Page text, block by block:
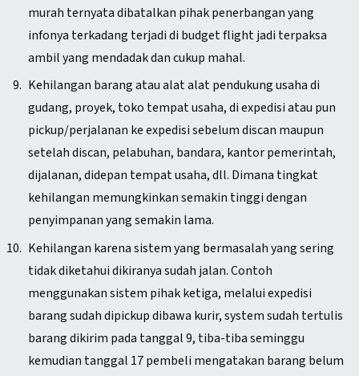
murah ternyata dibatalkan pihak penerbangan yang
infonya terkadang terjadi di budget flight jadi terpaksa
ambil yang mendadak dan cukup mahal.
Kehilangan barang atau alat alat pendukung usaha di
gudang, proyek, toko tempat usaha, di expedisi atau pun
pickup/perjalanan ke expedisi sebelum discan maupun
setelah discan, pelabuhan, bandara, kantor pemerintah,
dijalanan, didepan tempat usaha, dll. Dimana tingkat
kehilangan memungkinkan semakin tinggi dengan
penyimpanan yang semakin lama.
Kehilangan karena sistem yang bermasalah yang sering
tidak diketahui dikiranya sudah jalan. Contoh
menggunakan sistem pihak ketiga, melalui expedisi
barang sudah dipickup dibawa kurir, system sudah tertulis
barang dikirim pada tanggal 9, tiba-tiba seminggu
kemudian tanggal 17 pembeli mengatakan barang belum